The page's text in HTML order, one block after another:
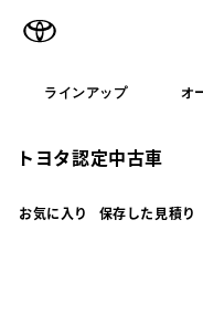
ラインアップ オ
トヨタ認定中古車
お気に入り 保存した見積り